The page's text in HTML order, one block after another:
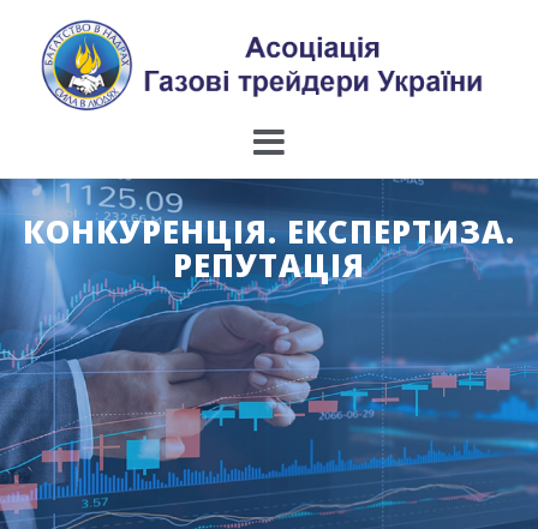
content
КОНКУРЕНЦІЯ. ЕКСПЕРТИЗА.
РЕПУТАЦІЯ